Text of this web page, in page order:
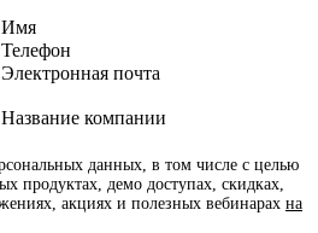
Имя
Телефон
Электронная почта
Название компании
данных, в том числе с целью
продуктах, демо доступах, скидках,
акциях и полезных вебинарах на